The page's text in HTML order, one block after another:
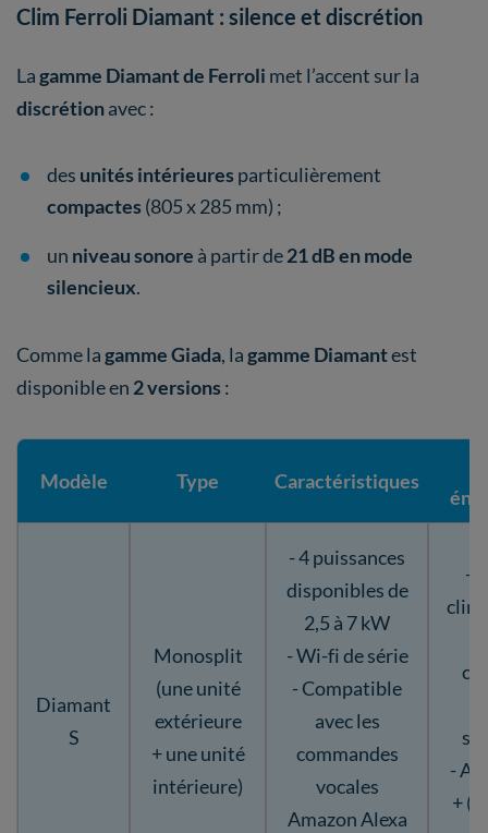
Clim Ferroli Diamant : silence et discrétion
Lagamme Diamant de Ferroli met l’accent sur la
discrétionavec :
des unités intérieures particulièrement
compactes (805 x 285 mm) ;
un niveau sonore à partir de21 dB en mode
silencieux.
Comme lagamme Giada, lagamme Diamantest
disponible en2 versions :
Modèle Type Caractéristiques
Diamant
S
Monosplit
(une unité
extérieure
+ une unité
intérieure)
- 4 puissances
disponibles de
2,5 à 7 kW
- Wi-fi de série
- Compatible
avec les
commandes
vocales
Amazon Alexa
-
- A+
+